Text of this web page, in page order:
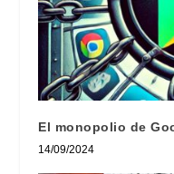
El monopolio de
14/09/2024